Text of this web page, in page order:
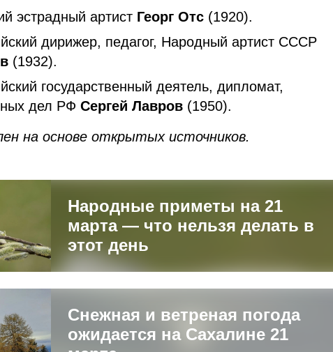
эстрадный артист Георг Отс (1920).
дирижер, педагог, Народный артист СССР
(1932).
государственный деятель, дипломат,
дел РФ Сергей Лавров (1950).
на основе открытых источников.
Народные приметы на 21
марта — что нельзя делать в
этот день
Снежная и ветреная погода
ожидается на Сахалине 21